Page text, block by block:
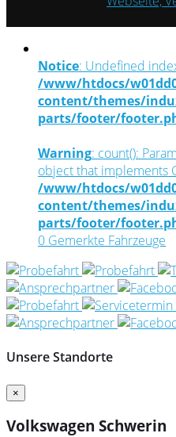
Notice: Undefined
/www/htdocs/
content/themes/
parts/footer/
Warning: count():
object that implements
/www/htdocs/
content/themes/
parts/footer/
0 Gemerkte Fahrzeuge
Unsere Standorte
×
Volkswagen Schwerin